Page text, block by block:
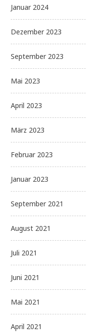
Januar 2024
Dezember 2023
September 2023
Mai 2023
April 2023
März 2023
Februar 2023
Januar 2023
September 2021
August 2021
Juli 2021
Juni 2021
Mai 2021
April 2021